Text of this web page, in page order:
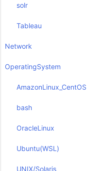
solr
Tableau
Network
OperatingSystem
AmazonLinux_CentOS
bash
OracleLinux
Ubuntu(WSL)
UNIX/Solaris